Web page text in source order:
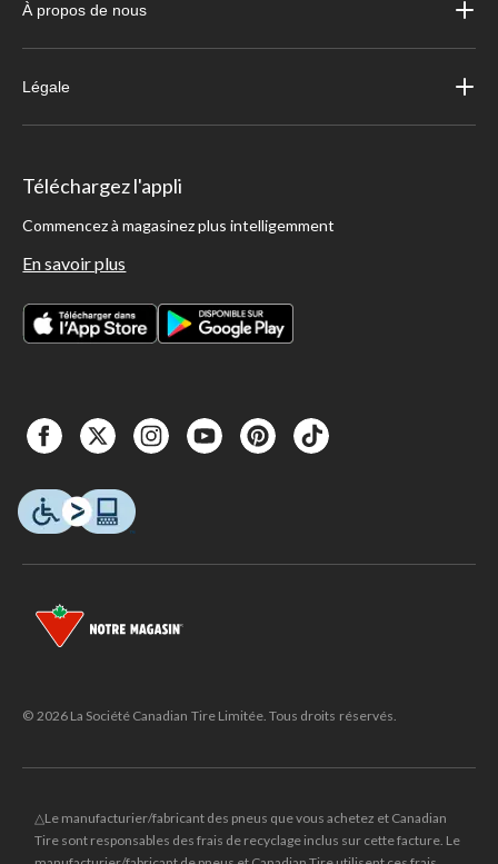
À propos de nous
Légale
Téléchargez l'appli
Commencez à magasinez plus intelligemment
En savoir plus
© 2026 La Société Canadian Tire Limitée. Tous droits réservés.
△Le manufacturier/fabricant des pneus que vous achetez et Canadian
Tire sont responsables des frais de recyclage inclus sur cette facture. Le